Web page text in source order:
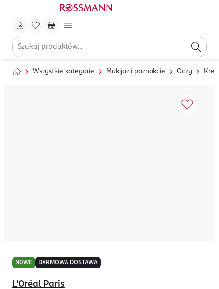
Wszystkie kategorie Makijaż i paznokcie Oczy
NOWE DARMOWA DOSTAWA
L'Oréal Paris